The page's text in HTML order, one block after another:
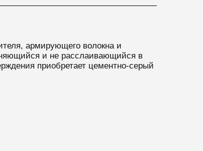
армирующего волокна и
и не расслаивающийся в
приобретает цементно-серый